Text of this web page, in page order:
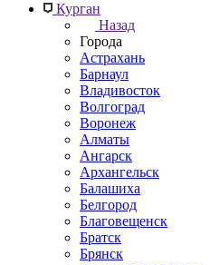
Курган
Назад
Города
Астрахань
Барнаул
Владивосток
Волгоград
Воронеж
Алматы
Ангарск
Архангельск
Балашиха
Белгород
Благовещенск
Братск
Брянск